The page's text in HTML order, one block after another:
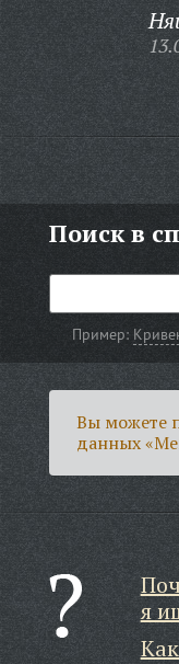
Поиск в
Пример:
Вы можете
данных
я